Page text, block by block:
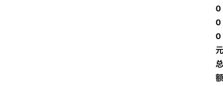
0
0
0
元
总
额